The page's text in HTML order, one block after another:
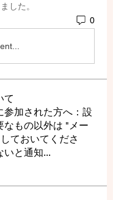
した。
0
て
参加された方へ：設
なもの以外は "メー
ておいてくださ
いと通知...